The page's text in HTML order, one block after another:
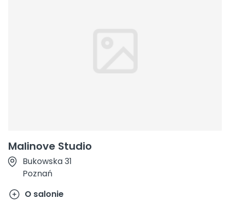
Malinove Studio
Bukowska 31
Poznań
O salonie